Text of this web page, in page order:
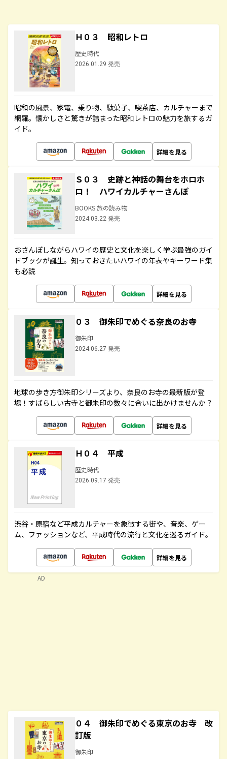
Ｈ０３ 昭和レトロ
歴史時代
2026.01.29 発売
昭和の風景、家電、乗り物、駄菓子、喫茶店、カルチャーまで
網羅。懐かしさと驚きが詰まった昭和レトロの魅力を旅するガ
イド。
詳細を見る
Ｓ０３ 史跡と神話の舞台をホロホ
ロ！ ハワイカルチャーさんぽ
BOOKS 旅の読み物
2024.03.22 発売
おさんぽしながらハワイの歴史と文化を楽しく学ぶ最強のガイ
ドブックが誕生。知っておきたいハワイの年表やキーワード集
も必読
詳細を見る
０３ 御朱印でめぐる奈良のお寺
御朱印
2024.06.27 発売
地球の歩き方御朱印シリーズより、奈良のお寺の最新版が登
場！すばらしい古寺と御朱印の数々に合いに出かけませんか？
詳細を見る
Ｈ０４ 平成
歴史時代
2026.09.17 発売
渋谷・原宿など平成カルチャーを象徴する街や、音楽、ゲー
ム、ファッションなど、平成時代の流行と文化を巡るガイド。
詳細を見る
０４ 御朱印でめぐる東京のお寺 改
訂版
御朱印
AD